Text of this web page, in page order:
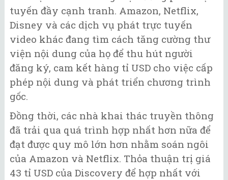
tuyến đầy cạnh tranh. Amazon, Netflix,
Disney và các dịch vụ phát trực tuyến
video khác đang tìm cách tăng cường thư
viện nội dung của họ để thu hút người
đăng ký, cam kết hàng tỉ USD cho việc cấp
phép nội dung và phát triển chương trình
gốc.
Đồng thời, các nhà khai thác truyền thông
đã trải qua quá trình hợp nhất hơn nữa để
đạt được quy mô lớn hơn nhằm soán ngôi
của Amazon và Netflix. Thỏa thuận trị giá
43 tỉ USD của Discovery để hợp nhất với